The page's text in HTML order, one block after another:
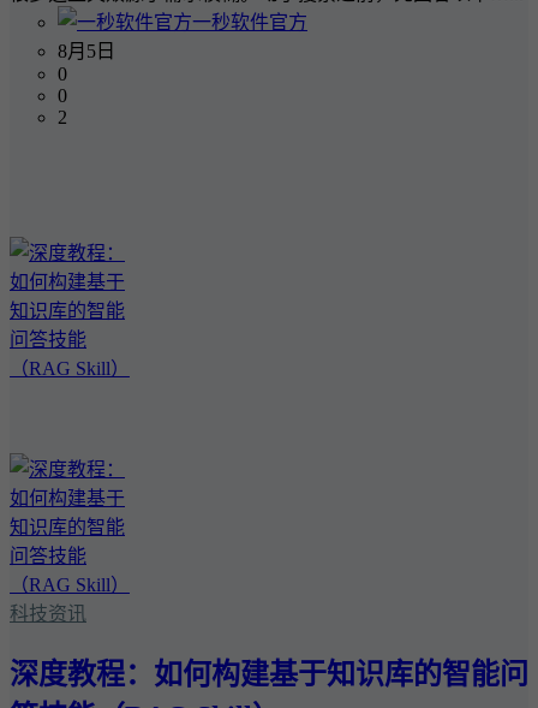
一秒软件官方
8月5日
0
0
2
科技资讯
深度教程：如何构建基于知识库的智能问